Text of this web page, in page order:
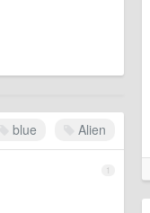
blue Alien
1